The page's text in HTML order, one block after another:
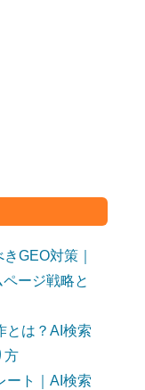
GEO対策｜
ージ戦略と
とは？AI検索
方
ート｜AI検索